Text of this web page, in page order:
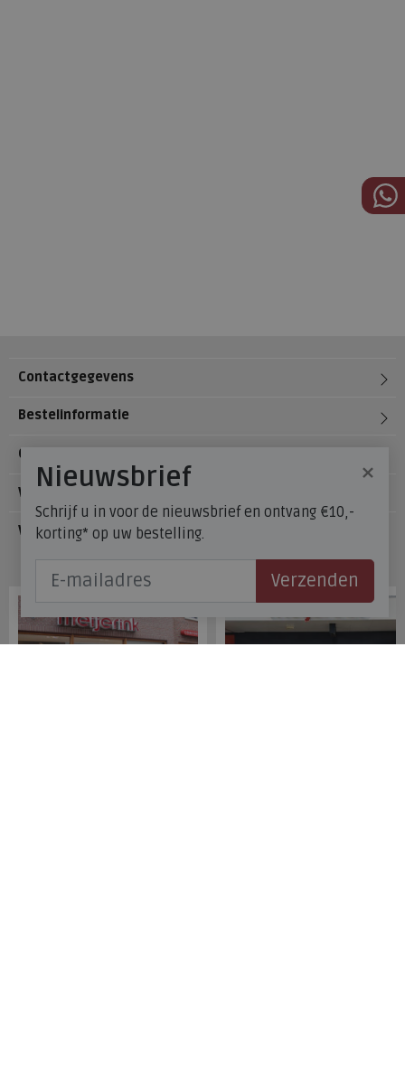
Contactgegevens
Bestelinformatie
Over Meijerink Schoenen
Voetzorg
Veelgestelde vragen
×
Nieuwsbrief
Schrijf u in voor de nieuwsbrief en ontvang €10,-
korting* op uw bestelling.
Verzenden